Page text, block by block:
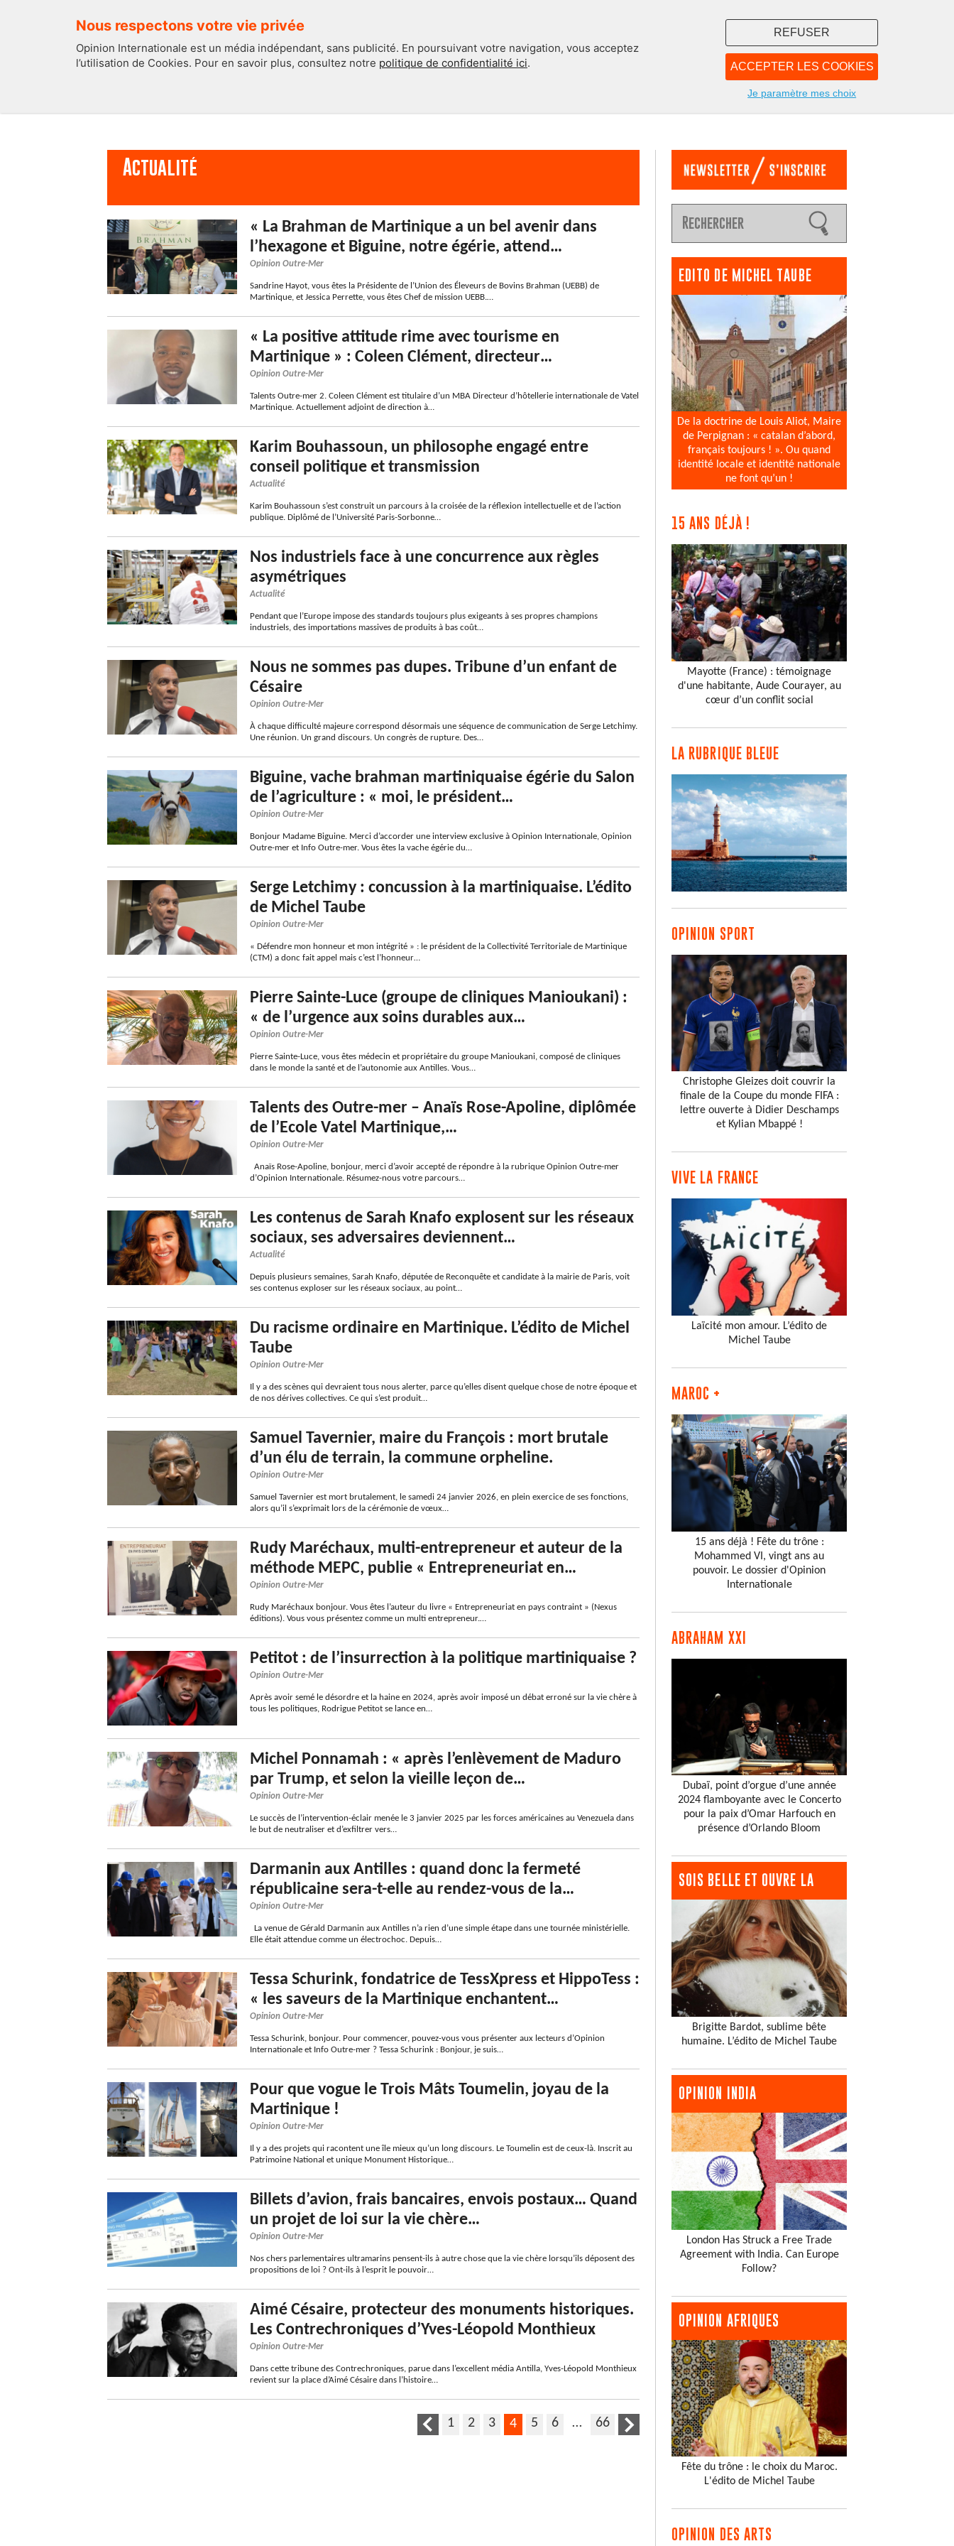
Nous respectons votre vie privée
Opinion Internationale est un média indépendant, sans publicité. En poursuivant votre navigation, vous acceptez
l’utilisation de Cookies. Pour en savoir plus, consultez notre politique de confidentialité ici. ACCEPTER LES COOKIES
REFUSER
Je paramètre mes choix
NOUS
Actualité
« La Brahman de Martinique a un bel avenir dans
l’hexagone et Biguine, notre égérie, attend…
Opinion Outre-Mer
Sandrine Hayot, vous êtes la Présidente de l’Union des Éleveurs de Bovins Brahman (UEBB) de
Martinique, et Jessica Perrette, vous êtes Chef de mission UEBB.…
« La positive attitude rime avec tourisme en
Martinique » : Coleen Clément, directeur…
Opinion Outre-Mer
Talents Outre-mer 2. Coleen Clément est titulaire d’un MBA Directeur d’hôtellerie internationale de Vatel
Martinique. Actuellement adjoint de direction à…
Karim Bouhassoun, un philosophe engagé entre
conseil politique et transmission
Actualité
Karim Bouhassoun s’est construit un parcours à la croisée de la réflexion intellectuelle et de l’action
publique. Diplômé de l’Université Paris-Sorbonne…
Nos industriels face à une concurrence aux règles
asymétriques
Actualité
Pendant que l’Europe impose des standards toujours plus exigeants à ses propres champions
industriels, des importations massives de produits à bas coût…
Nous ne sommes pas dupes. Tribune d’un enfant de
Césaire
Opinion Outre-Mer
À chaque difficulté majeure correspond désormais une séquence de communication de Serge Letchimy.
Une réunion. Un grand discours. Un congrès de rupture. Des…
Biguine, vache brahman martiniquaise égérie du Salon
de l’agriculture : « moi, le président…
Opinion Outre-Mer
Bonjour Madame Biguine. Merci d’accorder une interview exclusive à Opinion Internationale, Opinion
Outre-mer et Info Outre-mer. Vous êtes la vache égérie du…
Serge Letchimy : concussion à la martiniquaise. L’édito
de Michel Taube
Opinion Outre-Mer
« Défendre mon honneur et mon intégrité » : le président de la Collectivité Territoriale de Martinique
(CTM) a donc fait appel mais c’est l’honneur…
Pierre Sainte-Luce (groupe de cliniques Manioukani) :
« de l’urgence aux soins durables aux…
Opinion Outre-Mer
Pierre Sainte-Luce, vous êtes médecin et propriétaire du groupe Manioukani, composé de cliniques
dans le monde la santé et de l’autonomie aux Antilles. Vous…
Talents des Outre-mer – Anaïs Rose-Apoline, diplômée
de l’Ecole Vatel Martinique,…
Opinion Outre-Mer
Anaïs Rose-Apoline, bonjour, merci d’avoir accepté de répondre à la rubrique Opinion Outre-mer
d’Opinion Internationale. Résumez-nous votre parcours…
Les contenus de Sarah Knafo explosent sur les réseaux
sociaux, ses adversaires deviennent…
Actualité
Depuis plusieurs semaines, Sarah Knafo, députée de Reconquête et candidate à la mairie de Paris, voit
ses contenus exploser sur les réseaux sociaux, au point…
Du racisme ordinaire en Martinique. L’édito de Michel
Taube
Opinion Outre-Mer
Il y a des scènes qui devraient tous nous alerter, parce qu’elles disent quelque chose de notre époque et
de nos dérives collectives. Ce qui s’est produit…
Samuel Tavernier, maire du François : mort brutale
d’un élu de terrain, la commune orpheline.
Opinion Outre-Mer
Samuel Tavernier est mort brutalement, le samedi 24 janvier 2026, en plein exercice de ses fonctions,
alors qu’il s’exprimait lors de la cérémonie de vœux…
Rudy Maréchaux, multi-entrepreneur et auteur de la
méthode MEPC, publie « Entrepreneuriat en…
Opinion Outre-Mer
Rudy Maréchaux bonjour. Vous êtes l’auteur du livre « Entrepreneuriat en pays contraint » (Nexus
éditions). Vous vous présentez comme un multi entrepreneur.…
Petitot : de l’insurrection à la politique martiniquaise ?
Opinion Outre-Mer
Après avoir semé le désordre et la haine en 2024, après avoir imposé un débat erroné sur la vie chère à
tous les politiques, Rodrigue Petitot se lance en…
Michel Ponnamah : « après l’enlèvement de Maduro
par Trump, et selon la vieille leçon de…
Opinion Outre-Mer
Le succès de l’intervention-éclair menée le 3 janvier 2025 par les forces américaines au Venezuela dans
le but de neutraliser et d’exfiltrer vers…
Darmanin aux Antilles : quand donc la fermeté
républicaine sera-t-elle au rendez-vous de la…
Opinion Outre-Mer
La venue de Gérald Darmanin aux Antilles n’a rien d’une simple étape dans une tournée ministérielle.
Elle était attendue comme un électrochoc. Depuis…
Tessa Schurink, fondatrice de TessXpress et HippoTess :
« les saveurs de la Martinique enchantent…
Opinion Outre-Mer
Tessa Schurink, bonjour. Pour commencer, pouvez-vous vous présenter aux lecteurs d’Opinion
Internationale et Info Outre-mer ? Tessa Schurink : Bonjour, je suis…
Pour que vogue le Trois Mâts Toumelin, joyau de la
Martinique !
Opinion Outre-Mer
Il y a des projets qui racontent une île mieux qu’un long discours. Le Toumelin est de ceux-là. Inscrit au
Patrimoine National et unique Monument Historique…
Billets d’avion, frais bancaires, envois postaux… Quand
un projet de loi sur la vie chère…
Opinion Outre-Mer
Nos chers parlementaires ultramarins pensent-ils à autre chose que la vie chère lorsqu’ils déposent des
propositions de loi ? Ont-ils à l’esprit le pouvoir…
Aimé Césaire, protecteur des monuments historiques.
Les Contrechroniques d’Yves-Léopold Monthieux
Opinion Outre-Mer
Dans cette tribune des Contrechroniques, parue dans l’excellent média Antilla, Yves-Léopold Monthieux
revient sur la place d’Aimé Césaire dans l’histoire…
1 2 3 4 5 6 … 66
EDITO DE MICHEL TAUBE
De la doctrine de Louis Aliot, Maire
de Perpignan : « catalan d’abord,
français toujours ! ». Ou quand
identité locale et identité nationale
ne font qu’un !
15 ANS DÉJÀ !
Mayotte (France) : témoignage
d'une habitante, Aude Courayer, au
cœur d’un conflit social
LA RUBRIQUE BLEUE
OPINION SPORT
Christophe Gleizes doit couvrir la
finale de la Coupe du monde FIFA :
lettre ouverte à Didier Deschamps
et Kylian Mbappé !
VIVE LA FRANCE
Laïcité mon amour. L’édito de
Michel Taube
MAROC +
15 ans déjà ! Fête du trône :
Mohammed VI, vingt ans au
pouvoir. Le dossier d'Opinion
Internationale
ABRAHAM XXI
Dubaï, point d’orgue d’une année
2024 flamboyante avec le Concerto
pour la paix d’Omar Harfouch en
présence d’Orlando Bloom
SOIS BELLE ET OUVRE LA
Brigitte Bardot, sublime bête
humaine. L’édito de Michel Taube
OPINION INDIA
London Has Struck a Free Trade
Agreement with India. Can Europe
Follow?
OPINION AFRIQUES
Fête du trône : le choix du Maroc.
L'édito de Michel Taube
OPINION DES ARTS